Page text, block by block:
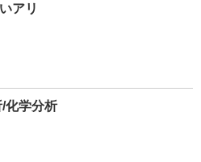
アリ
化学分析